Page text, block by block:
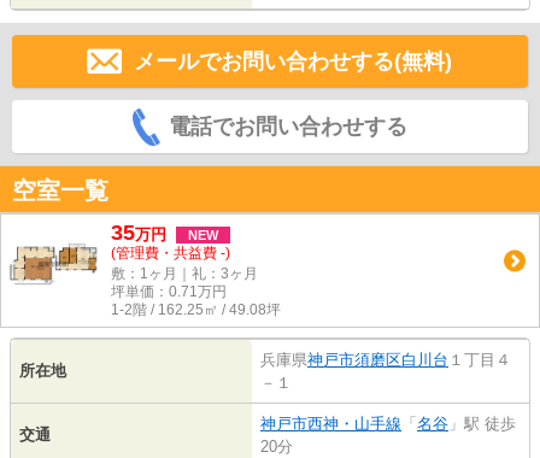
メールでお問い合わせする(無料)
電話でお問い合わせする
空室一覧
35万円 NEW
(管理費・共益費 -)
敷：1ヶ月｜礼：3ヶ月
坪単価： 0.71万円
1-2階 / 162.25㎡ / 49.08坪
所在地
兵庫県神戸市須磨区白川台 １丁目４
－１
交通
神戸市西神・山手線 「 名谷 」駅 徒歩
20分